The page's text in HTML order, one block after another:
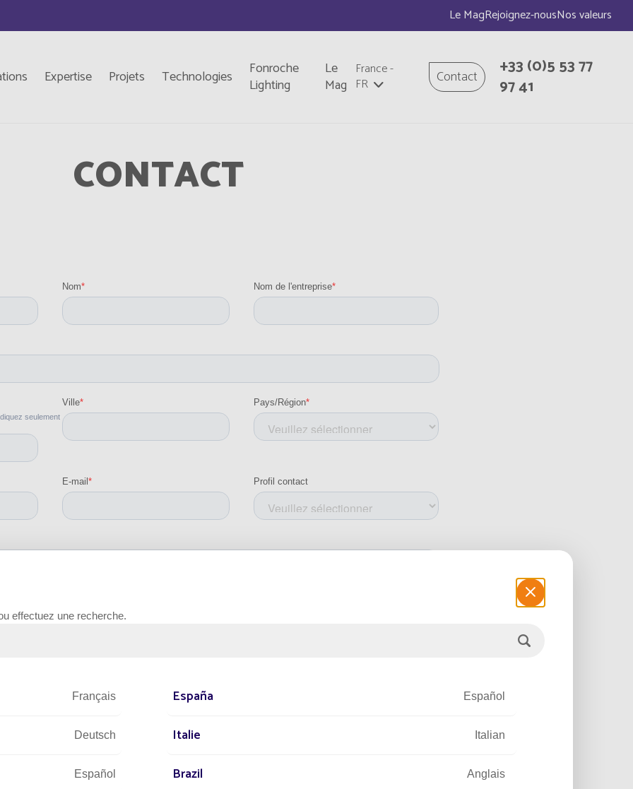
Le MagRejoignez-nousNos valeurs
Expertise Projets Technologies
Fonroche
Lighting
Le
Mag
France-
FR
Contact +33(0)5 53 77
97 41
CONTACT
effectuez une recherche.
Français España Español
Deutsch Italie Italian
Español Brazil Anglais